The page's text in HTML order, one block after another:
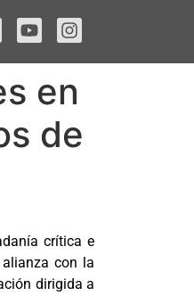
en
de
crítica e
alianza con la
dirigida a